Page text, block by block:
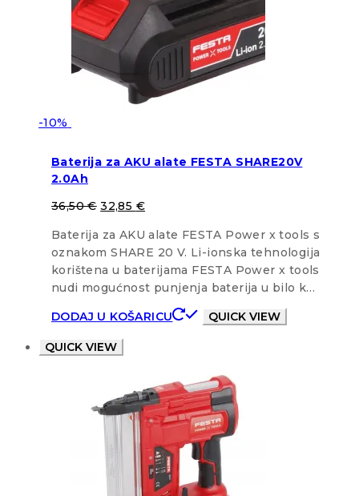
-10%
Baterija za AKU alate FESTA SHARE20V
2.0Ah
36,50€ 32,85 €
Baterija za AKU alate FESTA Power x tools s
oznakom SHARE 20 V. Li-ionska tehnologija
korištena u baterijama FESTA Power x tools
nudi mogućnost punjenja baterija u bilo k…
DODAJ U KOŠARICU
QUICK VIEW
QUICK VIEW